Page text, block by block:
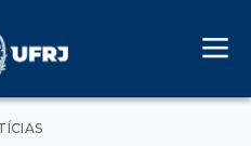
Categorias